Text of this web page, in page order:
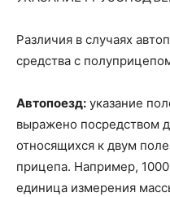
Различия в случаях
средства с
Автопоезд: указание
выражено посредством
относящихся к двум
прицепа. Например,
единица измерения